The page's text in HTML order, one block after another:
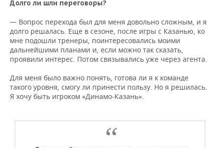
Долго ли шли переговоры?
— Вопрос перехода был для меня довольно сложным, и я
долго решалась. Еще в сезоне, после игры с Казанью, ко
мне подошли тренеры, поинтересовались моими
дальнейшими планами и, если можно так сказать,
проявили интерес. Потом связывались уже через агента.
Для меня было важно понять, готова ли я к команде
такого уровня, смогу ли принести пользу. Но я решилась.
Я хочу быть игроком «Динамо-Казань».